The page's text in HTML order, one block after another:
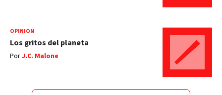
OPINIÓN
Los gritos del planeta
PorJ.C. Malone